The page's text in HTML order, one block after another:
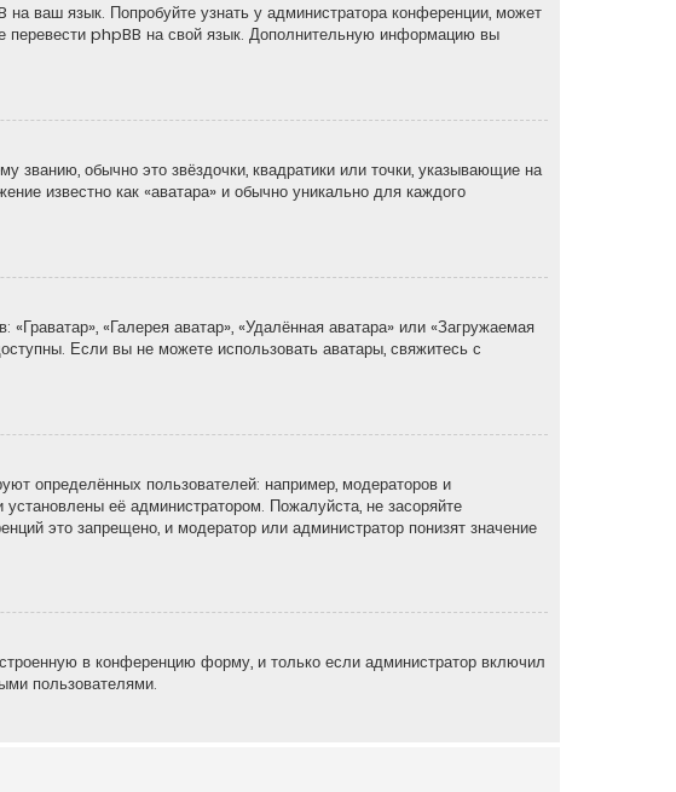
ваш язык. Попробуйте узнать у администратора конференции, может
перевести phpBB на свой язык. Дополнительную информацию вы
званию, обычно это звёздочки, квадратики или точки, указывающие на
известно как «аватара» и обычно уникально для каждого
«Галерея аватар», «Удалённая аватара» или «Загружаемая
Если вы не можете использовать аватары, свяжитесь с
определённых пользователей: например, модераторов и
её администратором. Пожалуйста, не засоряйте
это запрещено, и модератор или администратор понизят значение
в конференцию форму, и только если администратор включил
пользователями.